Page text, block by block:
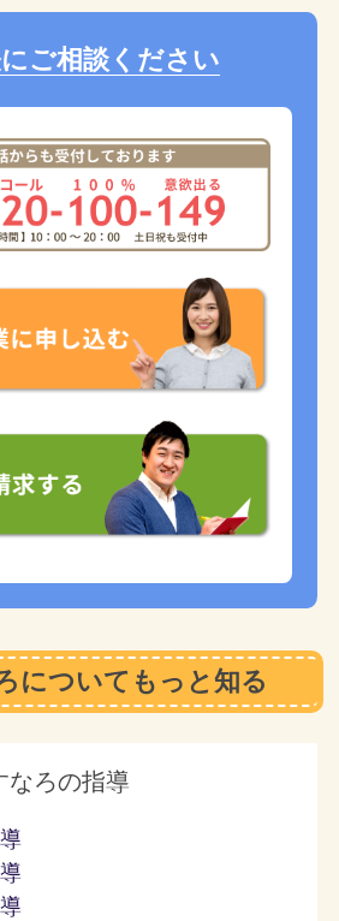
ご相談ください
についてもっと知る
なろの指導